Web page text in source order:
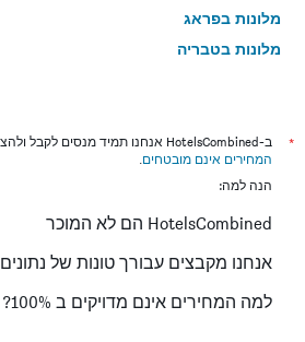
מלונות בפראג
מלונות בטבריה
מלונות בבנגקוק
מלונות בלונדון
מלונות בפאפוס
מלונות בפאטונג
מלונות בלימסול
*
ב-HotelsCombined אנחנו תמיד מנסים לקבל ולהציג תמחור מדויק, עם זאת,
המחירים אינם מובטחים.
הנה למה:
HotelsCombined הם לא המוכר
אנחנו מקבצים עבורך טונות של נתונים
למה המחירים אינם מדויקים ב 100%?